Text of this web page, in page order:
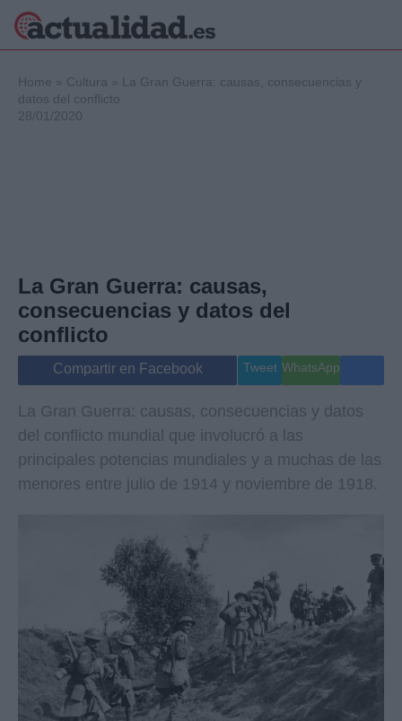
Internacional
Viajes
Gente
Musica
Home » Cultura »
La Gran Guerra: causas, consecuencias y
datos del conflicto
28/01/2020
La Gran Guerra: causas,
consecuencias y datos del
conflicto
Compartir en Facebook Tweet WhatsApp
La Gran Guerra: causas, consecuencias y datos
del conflicto mundial que involucró a las
principales potencias mundiales y a muchas de las
menores entre julio de 1914 y noviembre de 1918.